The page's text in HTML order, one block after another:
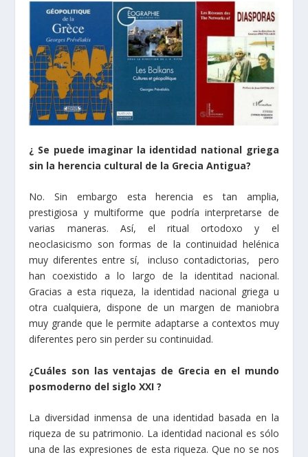
¿ Se puede imaginar la identidad national griega
sin la herencia cultural de la Grecia Antigua?
No. Sin embargo esta herencia es tan amplia,
prestigiosa y multiforme que podría interpretarse de
varias maneras. Así, el ritual ortodoxo y el
neoclasicismo son formas de la continuidad helénica
muy diferentes entre sí, incluso contadictorias, pero
han coexistido a lo largo de la identitad nacional.
Gracias a esta riqueza, la identidad nacional griega u
otra cualquiera, dispone de un margen de maniobra
muy grande que le permite adaptarse a contextos muy
diferentes pero sin perder su continuidad.
¿Cuáles son las ventajas de Grecia en el mundo
posmoderno del siglo XXI ?
La diversidad inmensa de una identidad basada en la
riqueza de su patrimonio. La identidad nacional es sólo
una de las expresiones de esta riqueza. Que no se nos